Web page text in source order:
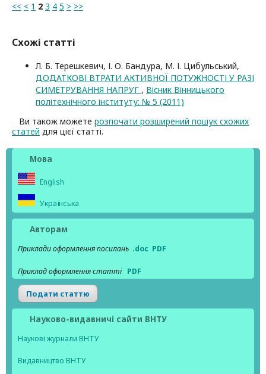
<< < 1 2 3 4 5 > >>
Схожі статті
Л. Б. Терешкевич, І. О. Бандура, М. І. Цибульський,
ДОДАТКОВІ ВТРАТИ АКТИВНОЇ ПОТУЖНОСТІ У РАЗІ
СИМЕТРУВАННЯ НАПРУГ , Вісник Вінницького
політехнічного інституту: № 5 (2011)
Ви також можете розпочати розширений пошук схожих
статей для цієї статті.
Мова
English
Українська
Авторам
Приклади оформлення посилань .doc PDF
Приклад оформлення статті PDF
Подати статтю
Науково-видавничі сайти ВНТУ
Наукові журнали ВНТУ
Видавництво ВНТУ